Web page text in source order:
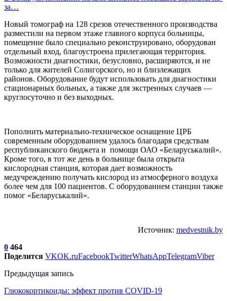
за…
Новый томограф на 128 срезов отечественного производства
разместили на первом этаже главного корпуса больницы,
помещение было специально реконструировано, оборудован
отдельный вход, благоустроена прилегающая территория.
Возможности диагностики, безусловно, расширяются, и не
только для жителей Солигорского, но и близлежащих
районов. Оборудование будут использовать для диагностики
стационарных больных, а также для экстренных случаев —
круглосуточно и без выходных.
Пополнить материально-техническое оснащение ЦРБ
современным оборудованием удалось благодаря средствам
республиканского бюджета и помощи ОАО «Беларуськалий».
Кроме того, в тот же день в больнице была открыта
кислородная станция, которая дает возможность
медучреждению получать кислород из атмосферного воздуха
более чем для 100 пациентов. С оборудованием станции также
помог «Беларуськалий».
Источник: medvestnik.by
0 464
Поделится VKOK.ruFacebookTwitterWhatsAppTelegramViber
Предыдущая запись
Глюкокортикоиды: эффект против COVID-19